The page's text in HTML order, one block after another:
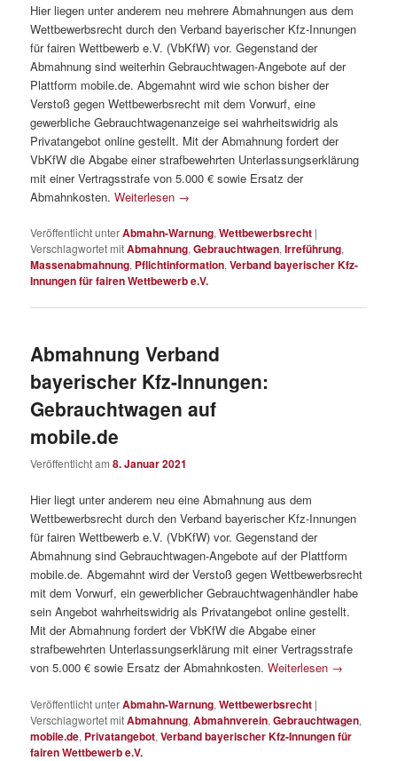
Hier liegen unter anderem neu mehrere Abmahnungen aus dem
Wettbewerbsrecht durch den Verband bayerischer Kfz-Innungen
für fairen Wettbewerb e.V. (VbKfW) vor. Gegenstand der
Abmahnung sind weiterhin Gebrauchtwagen-Angebote auf der
Plattform mobile.de. Abgemahnt wird wie schon bisher der
Verstoß gegen Wettbewerbsrecht mit dem Vorwurf, eine
gewerbliche Gebrauchtwagenanzeige sei wahrheitswidrig als
Privatangebot online gestellt. Mit der Abmahnung fordert der
VbKfW die Abgabe einer strafbewehrten Unterlassungserklärung
mit einer Vertragsstrafe von 5.000 € sowie Ersatz der
Abmahnkosten.Weiterlesen →
Veröffentlicht unterAbmahn-Warnung,Wettbewerbsrecht |
Verschlagwortet mitAbmahnung,Gebrauchtwagen,Irreführung,
Massenabmahnung, Pflichtinformation,Verband bayerischer Kfz-
Innungen für fairen Wettbewerb e.V.
Abmahnung Verband
bayerischer Kfz-Innungen:
Gebrauchtwagen auf
mobile.de
Veröffentlicht am8. Januar 2021
Hier liegt unter anderem neu eine Abmahnung aus dem
Wettbewerbsrecht durch den Verband bayerischer Kfz-Innungen
für fairen Wettbewerb e.V. (VbKfW) vor. Gegenstand der
Abmahnung sind Gebrauchtwagen-Angebote auf der Plattform
mobile.de. Abgemahnt wird der Verstoß gegen Wettbewerbsrecht
mit dem Vorwurf, ein gewerblicher Gebrauchtwagenhändler habe
sein Angebot wahrheitswidrig als Privatangebot online gestellt.
Mit der Abmahnung fordert der VbKfW die Abgabe einer
strafbewehrten Unterlassungserklärung mit einer Vertragsstrafe
von 5.000 € sowie Ersatz der Abmahnkosten.Weiterlesen →
Veröffentlicht unterAbmahn-Warnung,Wettbewerbsrecht |
Verschlagwortet mitAbmahnung,Abmahnverein,Gebrauchtwagen,
mobile.de, Privatangebot,Verband bayerischer Kfz-Innungen für
fairen Wettbewerb e.V.